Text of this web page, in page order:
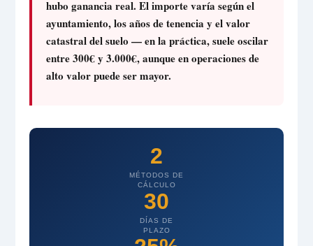
hubo ganancia real. El importe varía según el
ayuntamiento, los años de tenencia y el valor
catastral del suelo — en la práctica, suele oscilar
entre 300€ y 3.000€, aunque en operaciones de
alto valor puede ser mayor.
2
MÉTODOS DE
CÁLCULO
30
DÍAS DE
PLAZO